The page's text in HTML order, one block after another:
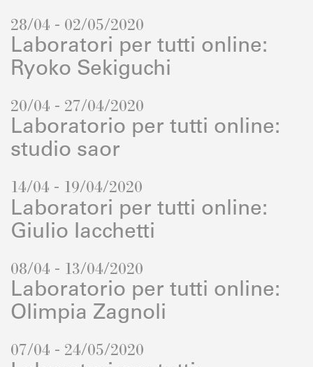
28/04 - 02/05/2020
Laboratori per tutti online:
Ryoko Sekiguchi
20/04 - 27/04/2020
Laboratorio per tutti online:
studio saor
14/04 - 19/04/2020
Laboratori per tutti online:
Giulio Iacchetti
08/04 - 13/04/2020
Laboratorio per tutti online:
Olimpia Zagnoli
07/04 - 24/05/2020